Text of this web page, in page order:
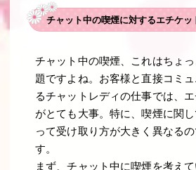
チャット中の喫煙に対するエチケッ
チャット中の喫煙、これはちょ
題ですよね。お客様と直接コミ
るチャットレディの仕事では、
がとても大事。特に、喫煙に関
って受け取り方が大きく異なる
す。
まず、チャット中に喫煙を考え